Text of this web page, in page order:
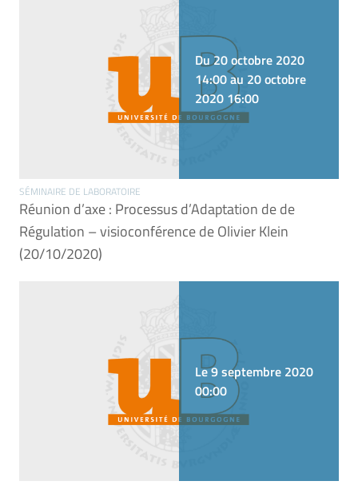
Du 20 octobre 2020
14:00 au 20 octobre
2020 16:00
SÉMINAIRE DE LABORATOIRE
Réunion d’axe : Processus d’Adaptation de de
Régulation – visioconférence de Olivier Klein
(20/10/2020)
Le 9 septembre 2020
00:00